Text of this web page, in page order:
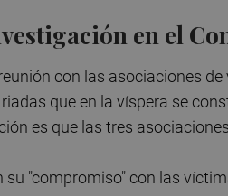
en el
con las asociaciones
que en la víspera se
es que las tres
su "compromiso" con las